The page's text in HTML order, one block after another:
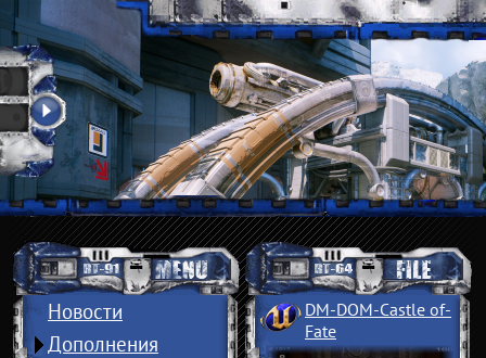
Новости
Дополнения
DM-DOM-Castle of­
Fate